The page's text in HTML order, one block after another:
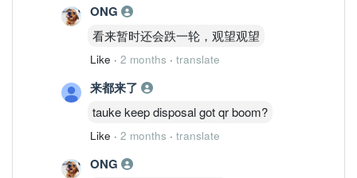
ONG
看来暂时还会跌一轮，观望观望
Like · 2 months · translate
来都来了
tauke keep disposal got qr boom?
Like · 2 months · translate
ONG